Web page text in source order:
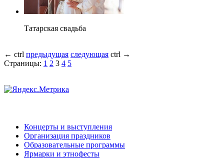
Татарская свадьба
← ctrl предыдущая следующая ctrl →
Страницы: 1 2 3 4 5
Концерты и выступления
Организация праздников
Образовательные программы
Ярмарки и этнофесты